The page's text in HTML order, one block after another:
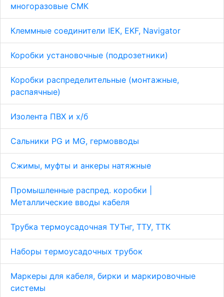
многоразовые СМК
Клеммные соединители IEK, EKF, Navigator
Коробки установочные (подрозетники)
Коробки распределительные (монтажные,
распаячные)
Изолента ПВХ и х/б
Сальники PG и MG, гермовводы
Сжимы, муфты и анкеры натяжные
Промышленные распред. коробки |
Металлические вводы кабеля
Трубка термоусадочная ТУТнг, ТТУ, ТТК
Наборы термоусадочных трубок
Маркеры для кабеля, бирки и маркировочные
системы